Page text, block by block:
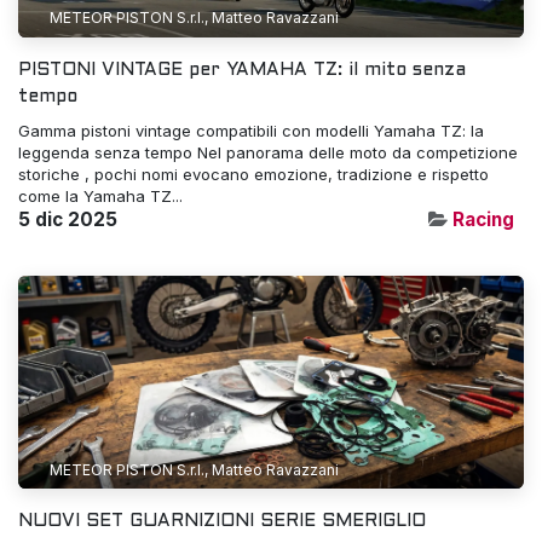
METEOR PISTON S.r.l., Matteo Ravazzani
PISTONI VINTAGE per YAMAHA TZ: il mito senza
tempo
Gamma pistoni vintage compatibili con modelli Yamaha TZ: la
leggenda senza tempo Nel panorama delle moto da competizione
storiche , pochi nomi evocano emozione, tradizione e rispetto
come la Yamaha TZ...
5 dic 2025 Racing
METEOR PISTON S.r.l., Matteo Ravazzani
NUOVI SET GUARNIZIONI SERIE SMERIGLIO